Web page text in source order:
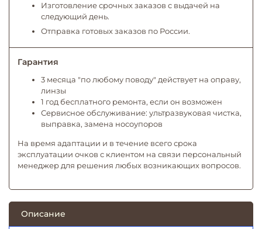
Изготовление срочных заказов с выдачей на
следующий день.
Отправка готовых заказов по России.
Гарантия
3 месяца "по любому поводу" действует на оправу,
линзы
1 год бесплатного ремонта, если он возможен
Сервисное обслуживание: ультразвуковая чистка,
выправка, замена носоупоров
На время адаптации и в течение всего срока
эксплуатации очков с клиентом на связи персональный
менеджер для решения любых возникающих вопросов.
Описание